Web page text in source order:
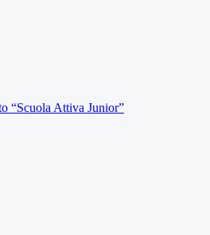
“Scuola Attiva Junior”